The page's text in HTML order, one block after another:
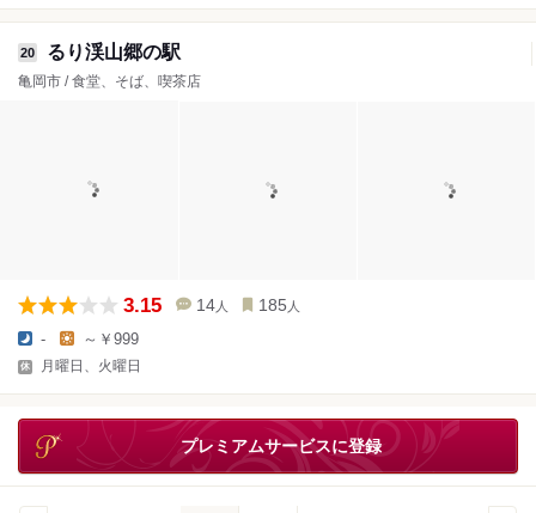
20 るり渓山郷の駅
亀岡市 / 食堂、そば、喫茶店
3.15 14 人 185 人
- ～￥999
月曜日、火曜日
プレミアムサービスに登録